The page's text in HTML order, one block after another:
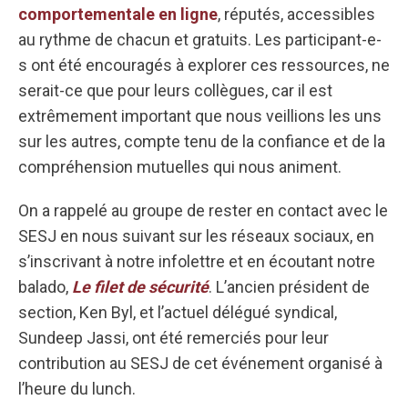
comportementale en ligne, réputés, accessibles
au rythme de chacun et gratuits. Les participant-e-
s ont été encouragés à explorer ces ressources, ne
serait-ce que pour leurs collègues, car il est
extrêmement important que nous veillions les uns
sur les autres, compte tenu de la confiance et de la
compréhension mutuelles qui nous animent.
On a rappelé au groupe de rester en contact avec le
SESJ en nous suivant sur les réseaux sociaux, en
s’inscrivant à notre infolettre et en écoutant notre
balado, Le filet de sécurité. L’ancien président de
section, Ken Byl, et l’actuel délégué syndical,
Sundeep Jassi, ont été remerciés pour leur
contribution au SESJ de cet événement organisé à
l’heure du lunch.